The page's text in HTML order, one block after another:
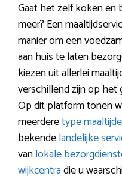
Gaat het zelf koken
meer? Een
manier om een
aan huis te laten
kiezen uit allerlei
verschillend zijn op het
Op dit platform tonen
meerderetype
bekendelandelijke
vanlokale
wijkcentradie u